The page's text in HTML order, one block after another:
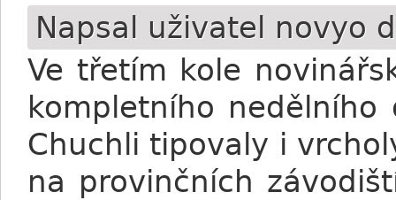
Napsal uživatel novyo
Ve třetím kole
kompletního nedělního
Chuchli tipovaly i
na provinčních